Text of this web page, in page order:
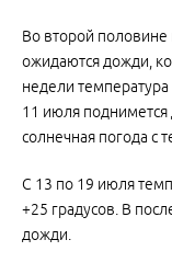
Во второй половине
ожидаются дожди,
недели температура
11 июля поднимется
солнечная погода с
С 13 по 19 июля
+25 градусов. В
дожди.